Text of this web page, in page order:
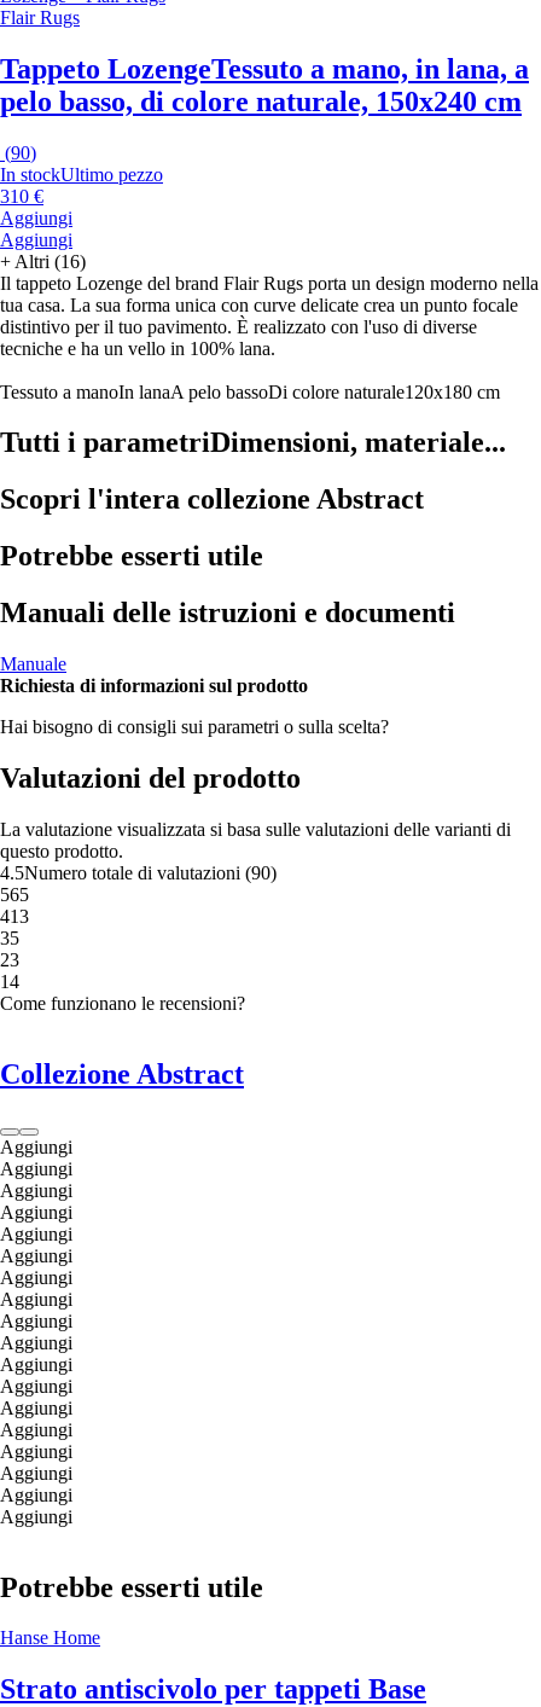
Flair Rugs
Tappeto LozengeTessuto a mano, in lana, a
pelo basso, di colore naturale, 150x240 cm
(90)
In stockUltimo pezzo
310 €
Aggiungi
Aggiungi
+ Altri (16)
Il tappeto Lozenge del brand Flair Rugs porta un design moderno nella
tua casa. La sua forma unica con curve delicate crea un punto focale
distintivo per il tuo pavimento. È realizzato con l'uso di diverse
tecniche e ha un vello in 100% lana.
Tessuto a manoIn lanaA pelo bassoDi colore naturale120x180 cm
Tutti i parametriDimensioni, materiale...
Scopri l'intera collezione Abstract
Potrebbe esserti utile
Manuali delle istruzioni e documenti
Manuale
Richiesta di informazioni sul prodotto
Hai bisogno di consigli sui parametri o sulla scelta?
Valutazioni del prodotto
La valutazione visualizzata si basa sulle valutazioni delle varianti di
questo prodotto.
4.5Numero totale di valutazioni (90)
565
413
35
23
14
Come funzionano le recensioni?
Collezione Abstract
Aggiungi
Aggiungi
Aggiungi
Aggiungi
Aggiungi
Aggiungi
Aggiungi
Aggiungi
Aggiungi
Aggiungi
Aggiungi
Aggiungi
Aggiungi
Aggiungi
Aggiungi
Aggiungi
Aggiungi
Aggiungi
Potrebbe esserti utile
Hanse Home
Strato antiscivolo per tappeti Base